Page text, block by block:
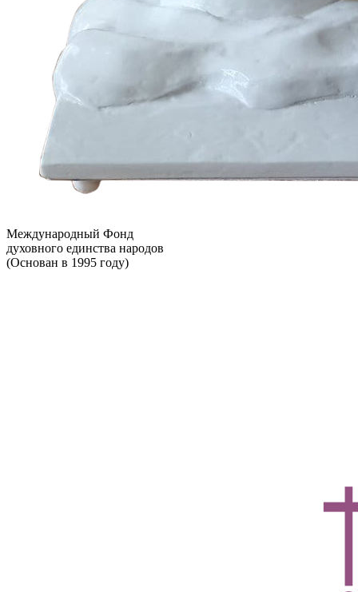
Международный Фонд
духовного единства народов
(Основан в 1995 году)